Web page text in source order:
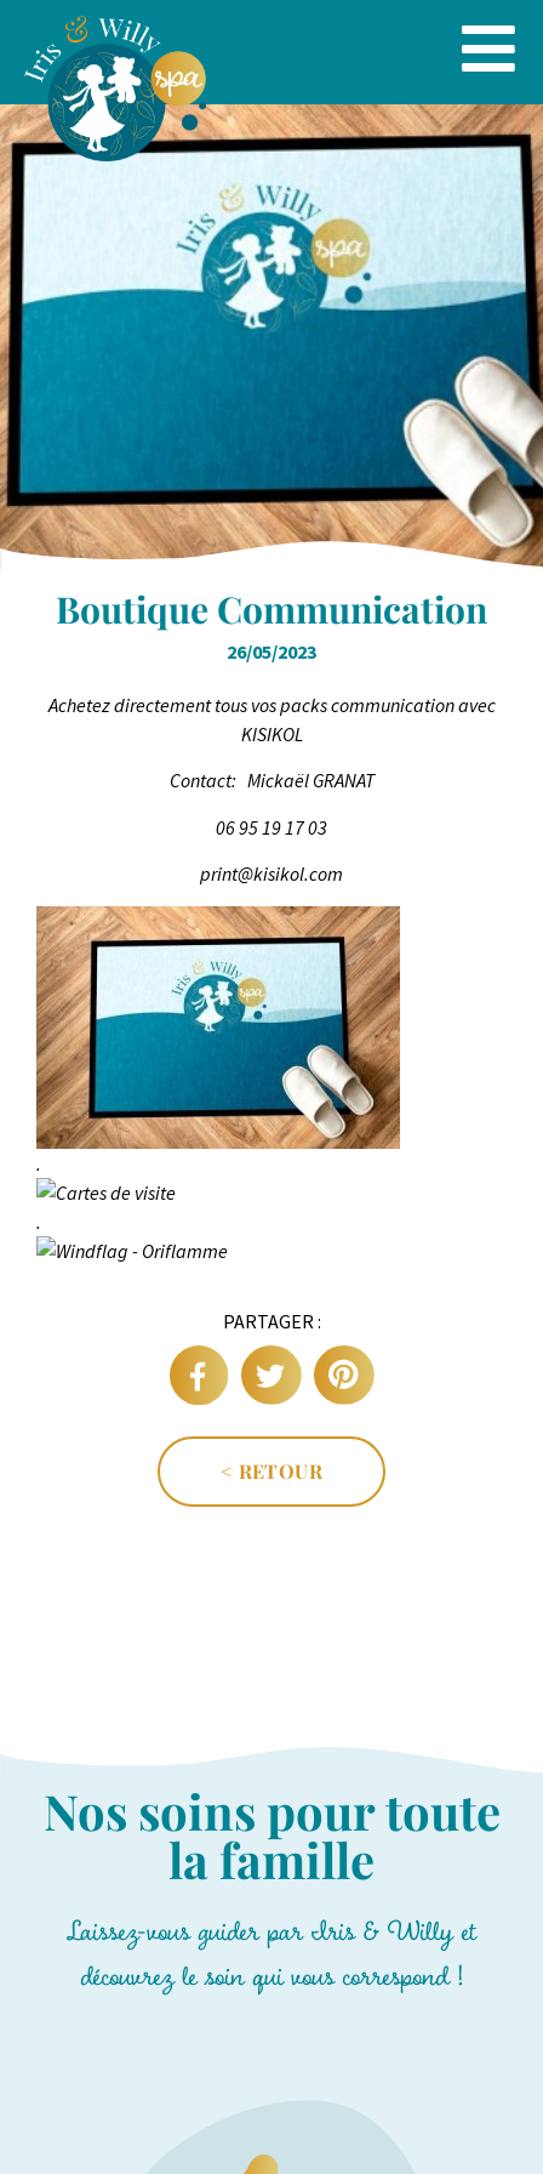
Boutique Communication
26/05/2023
Achetez directement tous vos packs communication avec
KISIKOL
Contact: Mickaël GRANAT
06 95 19 17 03
print@kisikol.com
.
.
PARTAGER :
< RETOUR
Nos soins pour toute
la famille
Laissez-vous guider par Iris & Willy et
découvrez le soin qui vous correspond !